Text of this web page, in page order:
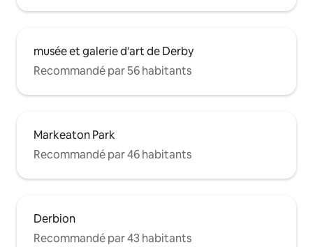
musée et galerie d'art de Derby
Recommandé par 56 habitants
Markeaton Park
Recommandé par 46 habitants
Derbion
Recommandé par 43 habitants